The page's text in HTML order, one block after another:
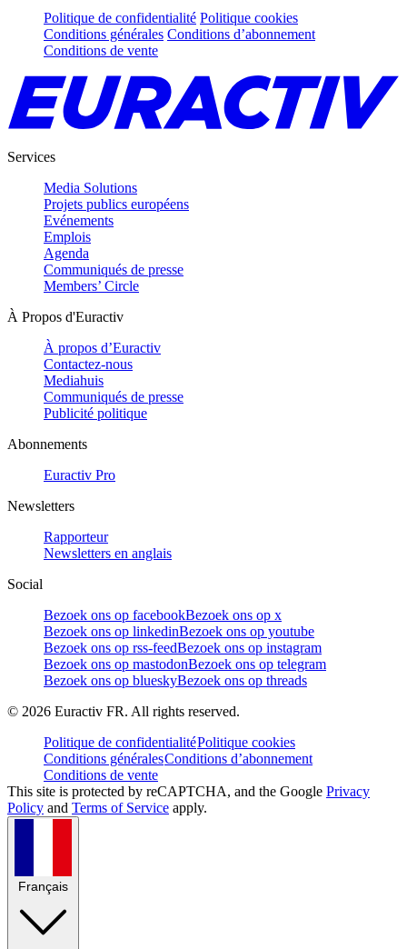
Politique de confidentialité Politique cookies
Conditions générales Conditions d’abonnement
Conditions de vente
Services
Media Solutions
Projets publics européens
Evénements
Emplois
Agenda
Communiqués de presse
Members’ Circle
À Propos d'Euractiv
À propos d’Euractiv
Contactez-nous
Mediahuis
Communiqués de presse
Publicité politique
Abonnements
Euractiv Pro
Newsletters
Rapporteur
Newsletters en anglais
Social
Bezoek ons op facebookBezoek ons op x
Bezoek ons op linkedinBezoek ons op youtube
Bezoek ons op rss-feedBezoek ons op instagram
Bezoek ons op mastodonBezoek ons op telegram
Bezoek ons op blueskyBezoek ons op threads
© 2026 Euractiv FR. All rights reserved.
Politique de confidentialitéPolitique cookies
Conditions généralesConditions d’abonnement
Conditions de vente
This site is protected by reCAPTCHA, and the Google Privacy
Policy and Terms of Service apply.
Français